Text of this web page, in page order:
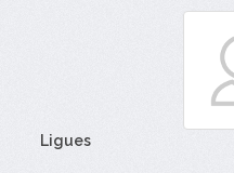
Ligues